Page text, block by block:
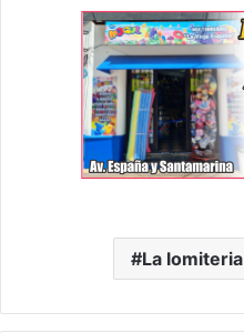
La lomiteria